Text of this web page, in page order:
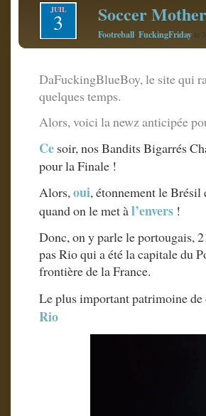
JUIL
3 Soccer
Footreball FuckingFriday le
DaFuckingBlueBoy, le site qui
quelques temps.
Alors, voici la newz anticipée
Ce soir, nos Bandits Bigarrés
pour la Finale !
Alors,oui, étonnement le
quand on le met àl’envers !
Donc, on y parle le portougais,
pas Rio qui a été la capitale du
frontière de la France.
Le plus important patrimoine
Rio